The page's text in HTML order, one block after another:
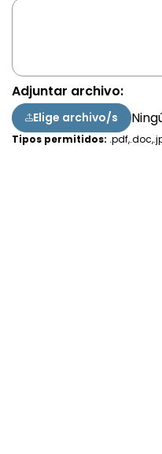
Adjuntar archivo
Elige archivo/s
Tipos permitidos: